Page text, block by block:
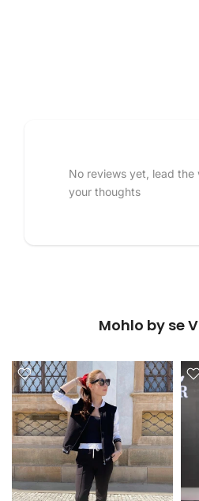
No reviews yet, lead the
your thoughts
Mohlo by se